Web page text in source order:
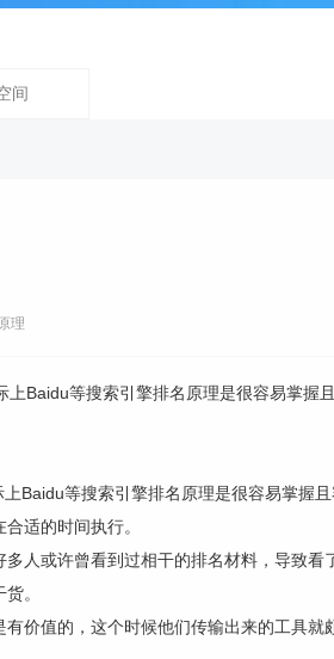
间
理
Baidu等搜索引擎排名原理是很容易掌握
Baidu等搜索引擎排名原理是很容易掌握
适的时间执行。
人或许曾看到过相干的排名材料，导致
。
价值的，这个时候他们传输出来的工具